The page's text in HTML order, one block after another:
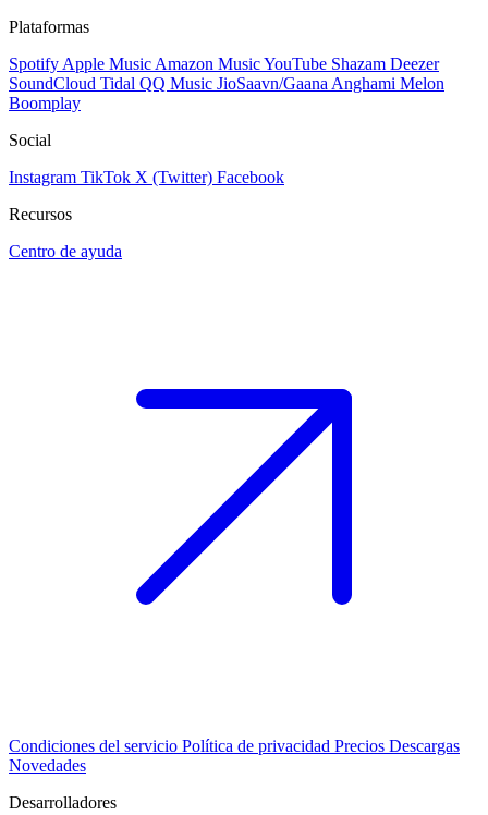
Plataformas
Spotify Apple Music Amazon MusicYouTube Shazam Deezer
SoundCloud Tidal QQ Music JioSaavn/Gaana Anghami Melon
Boomplay
Social
Instagram TikTok X (Twitter) Facebook
Recursos
Centro de ayuda
Condiciones del servicio Política de privacidad Precios Descargas
Novedades
Desarrolladores